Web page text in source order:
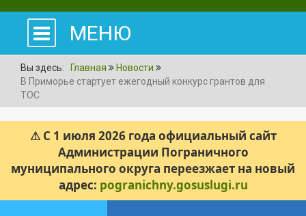
МЕНЮ
Вы здесь: Главная
Новости
В Приморье стартует ежегодный конкурс грантов для
ТОС
⚠ С 1 июля 2026 года официальный сайт
Администрации Пограничного
муниципального округа переезжает на новый
адрес: pogranichny.gosuslugi.ru